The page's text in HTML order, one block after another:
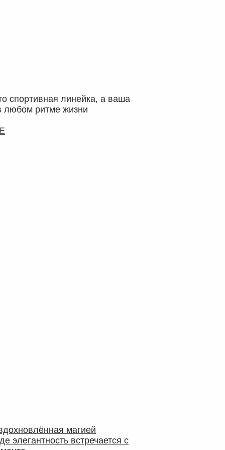
спортивная линейка, а ваша
любом ритме жизни
магией
элегантность встречается с